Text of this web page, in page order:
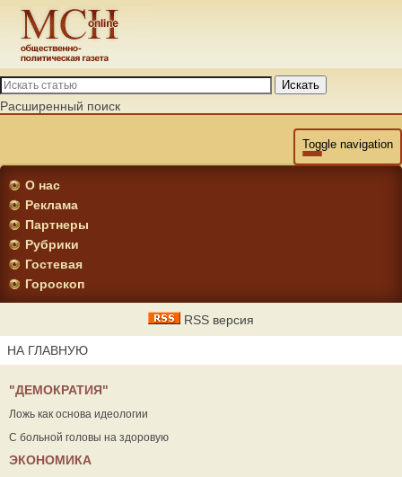
Искать
Расширенный поиск
Toggle navigation
О нас
Реклама
Партнеры
Рубрики
Гостевая
Гороскоп
RSS версия
НА ГЛАВНУЮ
"ДЕМОКРАТИЯ"
Ложь как основа идеологии
С больной головы на здоровую
ЭКОНОМИКА